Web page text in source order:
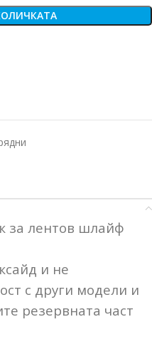
за лентов шлайф
и не
с други модели и
резервната част